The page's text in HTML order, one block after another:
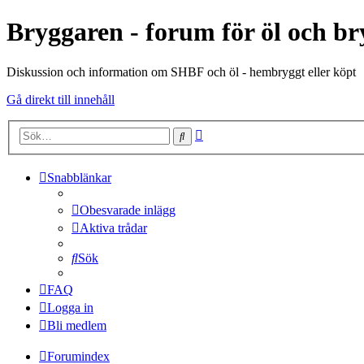
Bryggaren - forum för öl och
Diskussion och information om SHBF och öl - hembryggt eller köpt
Gå direkt till innehåll
Sök
Snabblänkar
Obesvarade inlägg
Aktiva trådar
Sök
FAQ
Logga in
Bli medlem
Forumindex